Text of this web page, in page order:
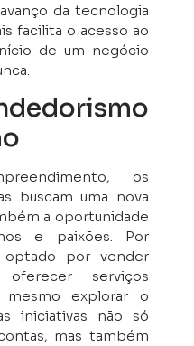
da tecnologia
facilita o acesso ao
de um negócio
os
buscam uma nova
a oportunidade
e paixões. Por
por vender
oferecer serviços
mesmo explorar o
iniciativas não só
mas também